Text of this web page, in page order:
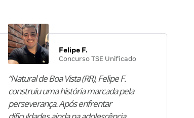
Felipe F.
Concurso TSE Unificado
“Natural de Boa Vista (RR), Felipe F.
construiu uma história marcada pela
perseverança. Após enfrentar